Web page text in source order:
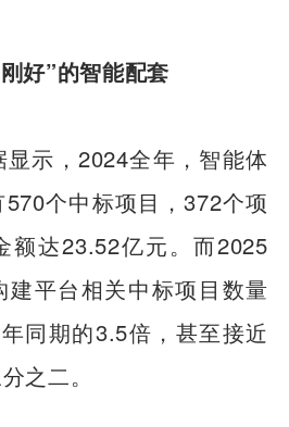
好”的智能配套
示，2024全年，智能体
个中标项目，372个项
额达23.52亿元。而2025
建平台相关中标项目数量
同期的3.5倍，甚至接近
之二。